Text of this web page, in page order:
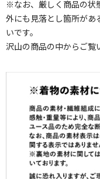
※なお、厳しく商品の状
外にも見落とし箇所があ
いです。
沢山の商品の中からご覧